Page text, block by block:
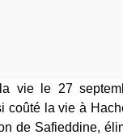
vie le 27
coûté la vie à
de Safieddine,